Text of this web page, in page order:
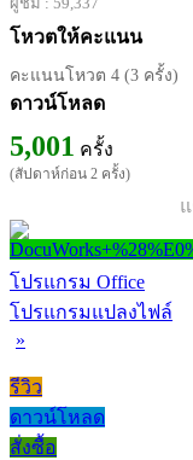
โหวตให้คะแนน
คะแนนโหวต 4 (3 ครั้ง)
ดาวน์โหลด
5,001 ครั้ง
(สัปดาห์ก่อน 2 ครั้ง)
โปรแกรม Office
โปรแกรมแปลงไฟล์
»
รีวิว
ดาวน์โหลด
สั่งซื้อ